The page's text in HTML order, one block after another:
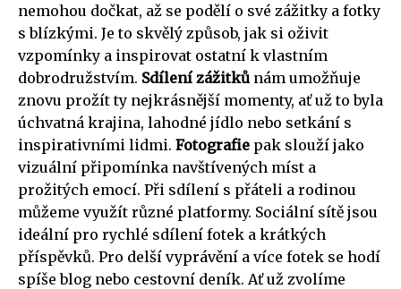
nemohou dočkat, až se podělí o své zážitky a fotky
s blízkými. Je to skvělý způsob, jak si oživit
vzpomínky a inspirovat ostatní k vlastním
dobrodružstvím. Sdílení zážitků nám umožňuje
znovu prožít ty nejkrásnější momenty, ať už to byla
úchvatná krajina, lahodné jídlo nebo setkání s
inspirativními lidmi. Fotografie pak slouží jako
vizuální připomínka navštívených míst a
prožitých emocí. Při sdílení s přáteli a rodinou
můžeme využít různé platformy. Sociální sítě jsou
ideální pro rychlé sdílení fotek a krátkých
příspěvků. Pro delší vyprávění a více fotek se hodí
spíše blog nebo cestovní deník. Ať už zvolíme